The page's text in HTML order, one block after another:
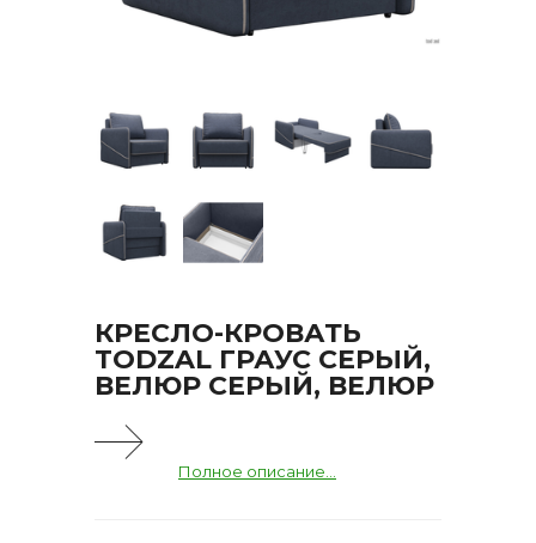
КРЕСЛО-КРОВАТЬ
TODZAL ГРАУС СЕРЫЙ,
ВЕЛЮР СЕРЫЙ, ВЕЛЮР
Полное описание...